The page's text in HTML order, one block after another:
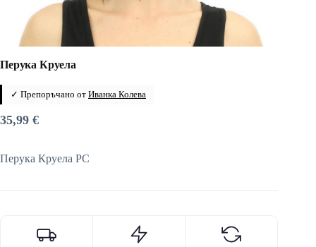
Перука Круела
✓ Препоръчано от Иванка Колева
35,99 €
Перука Круела PC